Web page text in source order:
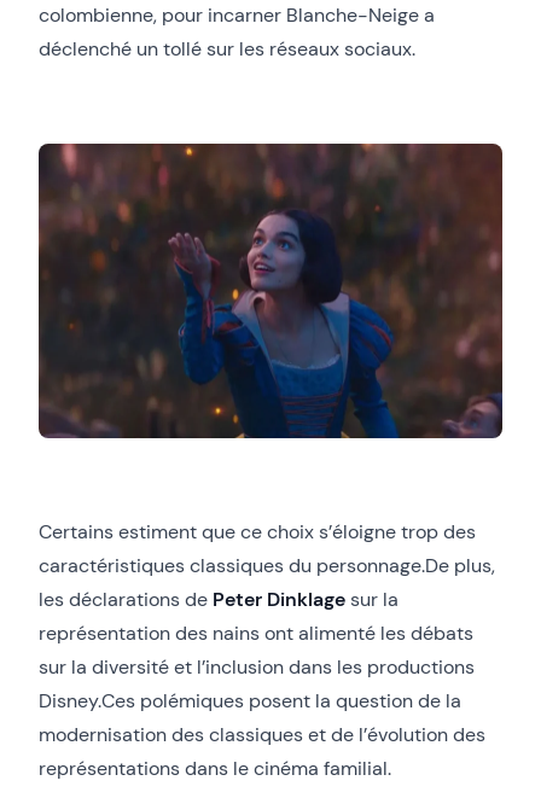
colombienne, pour incarner Blanche-Neige a
déclenché un tollé sur les réseaux sociaux.
Certains estiment que ce choix s’éloigne trop des
caractéristiques classiques du personnage.De plus,
les déclarations de Peter Dinklagesur la
représentation des nains ont alimenté les débats
sur la diversité et l’inclusion dans les productions
Disney.Ces polémiques posent la question de la
modernisation des classiques et de l’évolution des
représentations dans le cinéma familial.